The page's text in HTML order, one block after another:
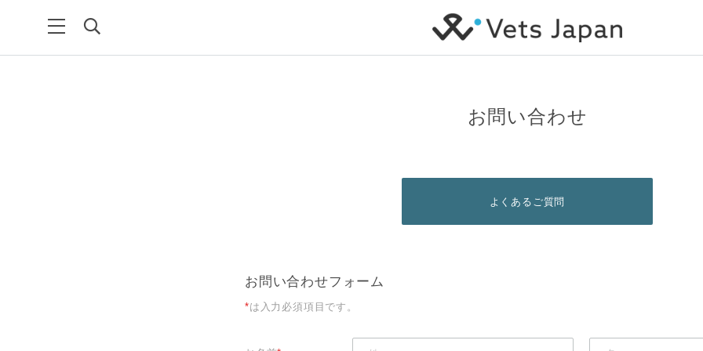
お問い合わせ
よくあるご質問
お問い合わせフォーム
*は入力必須項目です。